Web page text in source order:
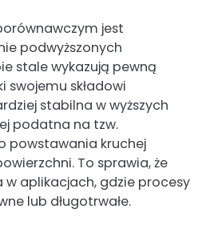
jest
podwyższonych
stale wykazują pewną
swojemu składowi
stabilna w wyższych
podatna na tzw.
powstawania kruchej
To sprawia, że
w aplikacjach, gdzie procesy
lub długotrwałe.